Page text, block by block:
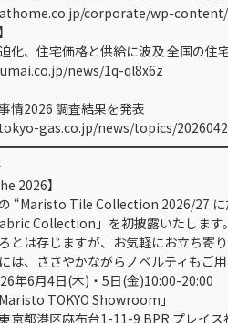
corporate/wp-
化、住宅価格と供給に波及 全国の住
news/1q-ql8x6z
情2026 調査結果を発表
gas.co.jp/news/topics/
2026】
Tile Collection 2026/27 に
Collection」を初披露いたします
とは存じますが、お気軽にお立ち寄り
は、ささやかながらノベルティもご
6月4日(木)・5日(金)10:00-20:00
TOKYO Showroom」
布台1-11-9 BPR プレイス神